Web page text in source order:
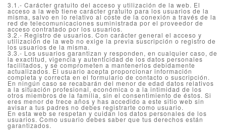
3.1.- Carácter gratuito del acceso y utilización de la web. El
acceso a la web tiene carácter gratuito para los usuarios de la
misma, salvo en lo relativo al coste de la conexión a través de la
red de telecomunicaciones suministrada por el proveedor de
acceso contratado por los usuarios.
3.2.- Registro de usuarios. Con carácter general el acceso y
utilización de la web no exige la previa suscripción o registro de
los usuarios de la misma.
3.3.- Los usuarios garantizan y responden, en cualquier caso, de
la exactitud, vigencia y autenticidad de los datos personales
facilitados, y se comprometen a mantenerlos debidamente
actualizados. El usuario acepta proporcionar información
completa y correcta en el formulario de contacto o suscripción.
En ningún caso se recabarán del menor de edad datos relativos
a la situación profesional, económica o a la intimidad de los
otros miembros de la familia, sin el consentimiento de éstos. Si
eres menor de trece años y has accedido a este sitio web sin
avisar a tus padres no debes registrarte como usuario.
En esta web se respetan y cuidan los datos personales de los
usuarios. Como usuario debes saber que tus derechos están
garantizados.